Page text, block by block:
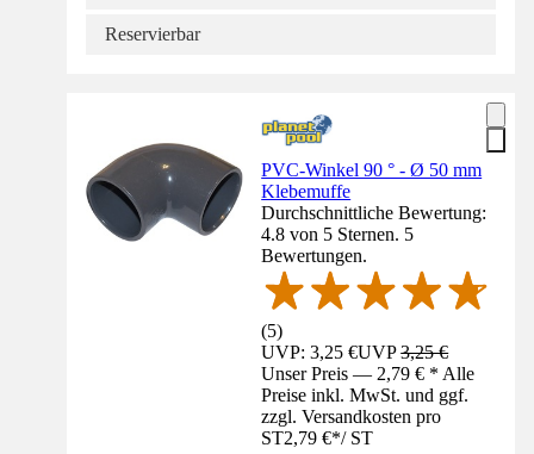
Reservierbar
PVC-Winkel 90 ° - Ø 50 mm
Klebemuffe
Durchschnittliche Bewertung:
4.8 von 5 Sternen. 5
Bewertungen.
(5)
UVP: 3,25 €UVP3,25 €
Unser Preis — 2,79 € * Alle
Preise inkl. MwSt. und ggf.
zzgl. Versandkosten pro
ST2,79 €*/ ST